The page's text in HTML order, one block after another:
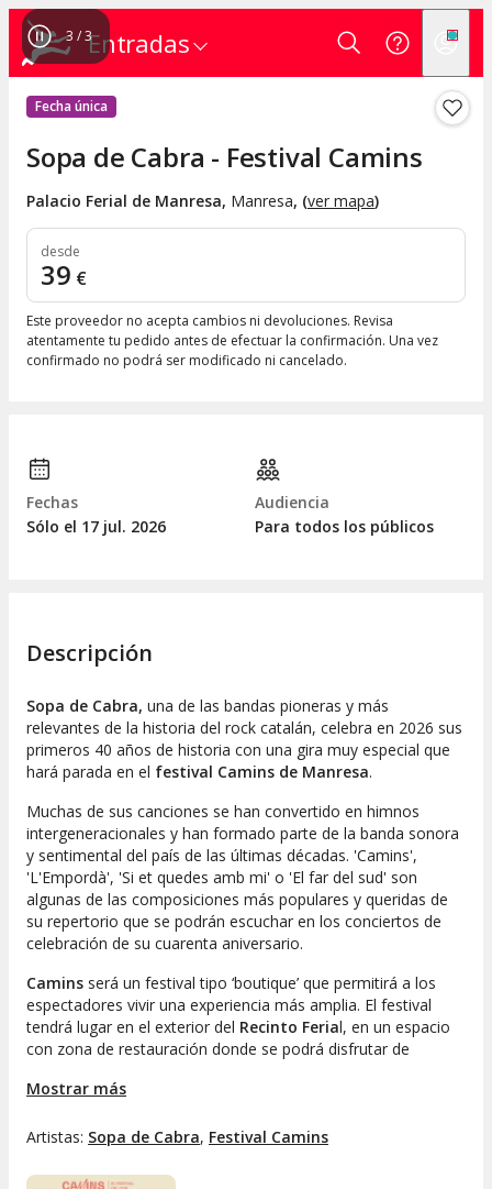
Entradas
1 /3
Fecha única
Sopa de Cabra - Festival Camins
Palacio Ferial de Manresa, Manresa, (ver mapa)
desde
39 €
Este proveedor no acepta cambios ni devoluciones. Revisa
atentamente tu pedido antes de efectuar la confirmación. Una vez
confirmado no podrá ser modificado ni cancelado.
Fechas
Sólo el 17 jul. 2026
Audiencia
Para todos los públicos
Descripción
Sopa de Cabra, una de las bandas pioneras y más
relevantes de la historia del rock catalán, celebra en 2026 sus
primeros 40 años de historia con una gira muy especial que
hará parada en el festival Camins de Manresa.
Muchas de sus canciones se han convertido en himnos
intergeneracionales y han formado parte de la banda sonora
y sentimental del país de las últimas décadas. 'Camins',
'L'Empordà', 'Si et quedes amb mi' o 'El far del sud' son
algunas de las composiciones más populares y queridas de
su repertorio que se podrán escuchar en los conciertos de
celebración de su cuarenta aniversario.
Camins será un festival tipo ‘boutique’ que permitirá a los
espectadores vivir una experiencia más amplia. El festival
tendrá lugar en el exterior del Recinto Ferial, en un espacio
con zona de restauración donde se podrá disfrutar de
el escenario principal, y música chill y cócteles
Mostrar más
Artistas: Sopa de Cabra, Festival Camins